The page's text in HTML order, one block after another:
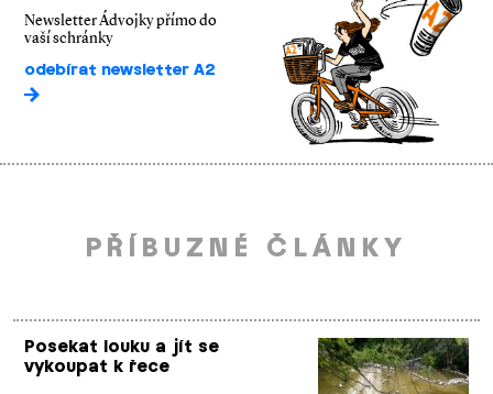
Newsletter Ádvojky přímo do
vaší schránky
odebírat newsletter A2
PŘÍBUZNÉ ČLÁNKY
Posekat louku a jít se
vykoupat k řece